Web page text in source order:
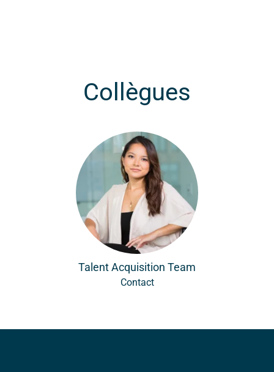
Collègues
Talent Acquisition Team
Contact